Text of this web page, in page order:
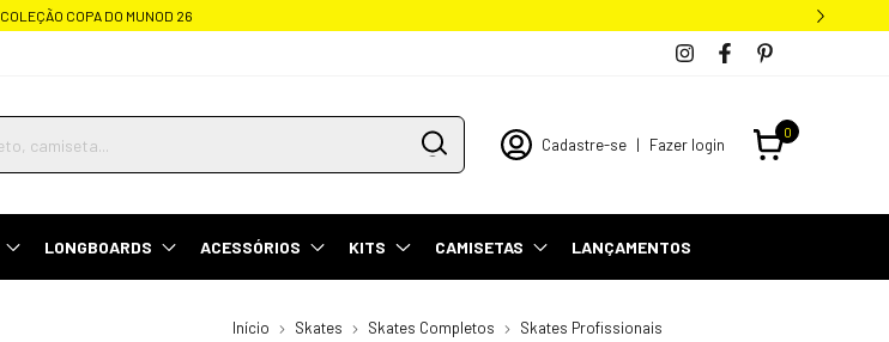
Frete rápido para todo o Brasil
Cadastre-se | Fazer login
0
LONGBOARDS ACESSÓRIOS KITS CAMISETAS LANÇAMENTOS
Início Skates Skates Completos Skates Profissionais